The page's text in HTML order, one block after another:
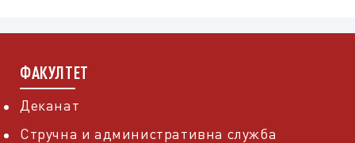
ФАКУЛТЕТ
Деканат
Стручна и административна служба